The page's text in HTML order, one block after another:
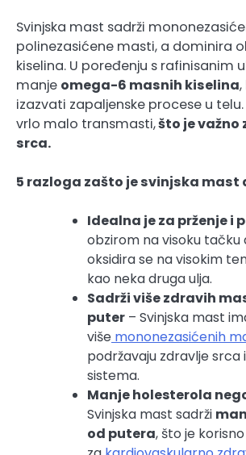
Svinjska mast sadrži
polinezasićene masti, a dominira
kiselina. U poređenju s rafinisanim
manje omega-6 masnih kiselina
izazvati zapaljenske procese u
vrlo malo transmasti,što je važno
srca.
5 razloga zašto je svinjska mast
Idealna je za prženje i
obzirom na visoku tačku
oksidira se na visokim
kao neka druga ulja.
Sadrži više zdravih
puter – Svinjska mast
više mononezasićenih
podržavaju zdravlje srca
sistema.
Manje holesterola
Svinjska mast sadrži
od putera, što je korisno